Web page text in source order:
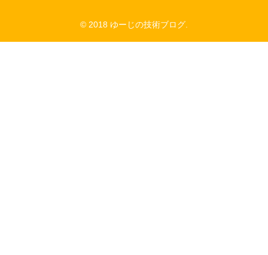
© 2018 ゆーじの技術ブログ.